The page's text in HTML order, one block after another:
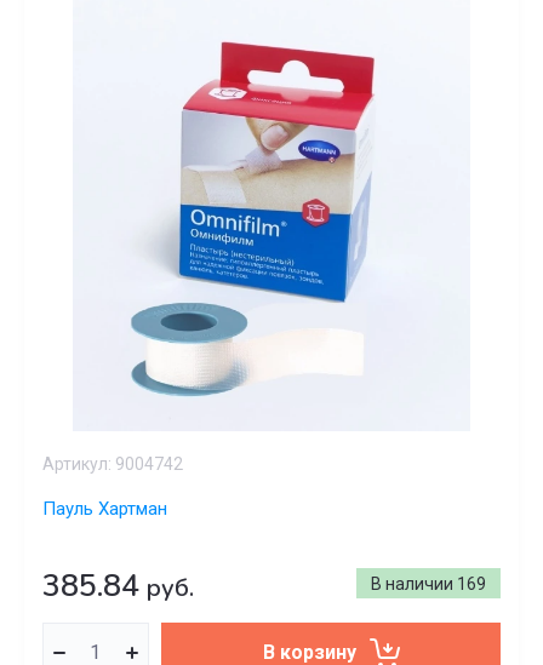
Артикул: 9004742
Пауль Хартман
В наличии 169
385.84 руб.
В корзину